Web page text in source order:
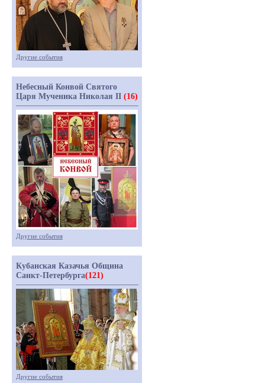
Другие события
Небесный Конвой Святого
Царя Мученика Николая II (16)
Другие события
Кубанская Казачья Община
Санкт-Петербурга(121)
Другие события